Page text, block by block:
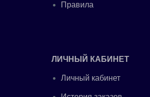
Правила
ЛИЧНЫЙ КАБИНЕТ
Личный кабинет